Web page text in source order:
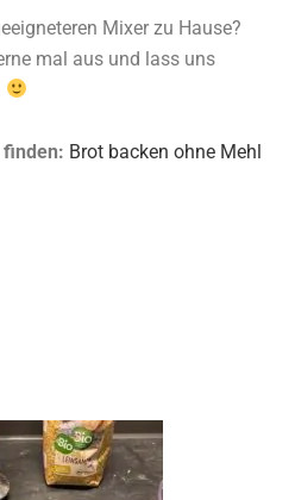
Mixer zu Hause?
mal aus und lass uns
finden: Brot backen ohne Mehl